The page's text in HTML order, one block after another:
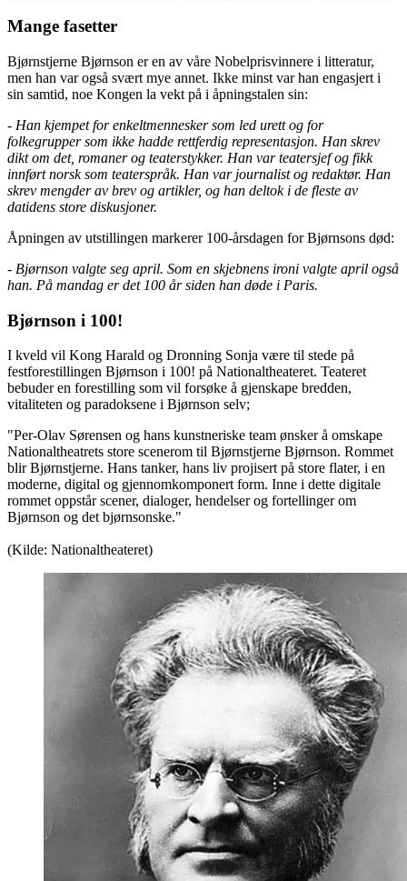
Mange fasetter
Bjørnstjerne Bjørnson er en av våre Nobelprisvinnere i litteratur,
men han var også svært mye annet. Ikke minst var han engasjert i
sin samtid, noe Kongen la vekt på i åpningstalen sin:
- Han kjempet for enkeltmennesker som led urett og for
folkegrupper som ikke hadde rettferdig representasjon. Han skrev
dikt om det, romaner og teaterstykker. Han var teatersjef og fikk
innført norsk som teaterspråk. Han var journalist og redaktør. Han
skrev mengder av brev og artikler, og han deltok i de fleste av
datidens store diskusjoner.
Åpningen av utstillingen markerer 100-årsdagen for Bjørnsons død:
- Bjørnson valgte seg april. Som en skjebnens ironi valgte april også
han. På mandag er det 100 år siden han døde i Paris.
Bjørnson i 100!
I kveld vil Kong Harald og Dronning Sonja være til stede på
festforestillingen Bjørnson i 100! på Nationaltheateret. Teateret
bebuder en forestilling som vil forsøke å gjenskape bredden,
vitaliteten og paradoksene i Bjørnson selv;
"Per-Olav Sørensen og hans kunstneriske team ønsker å omskape
Nationaltheatrets store scenerom til Bjørnstjerne Bjørnson. Rommet
blir Bjørnstjerne. Hans tanker, hans liv projisert på store flater, i en
moderne, digital og gjennomkomponert form. Inne i dette digitale
rommet oppstår scener, dialoger, hendelser og fortellinger om
Bjørnson og det bjørnsonske."
(Kilde: Nationaltheateret)